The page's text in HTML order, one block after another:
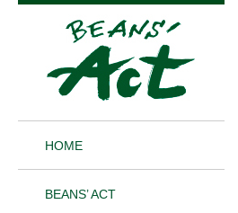
HOME
BEANS’ ACT